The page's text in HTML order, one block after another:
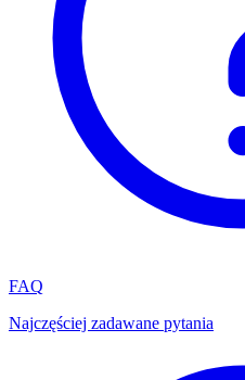
FAQ
Najczęściej zadawane pytania